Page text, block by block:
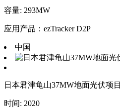
容量: 293MW
应用产品：ezTracker D2P
中国
日本君津龟山37MW地面光伏项目
时间: 2020